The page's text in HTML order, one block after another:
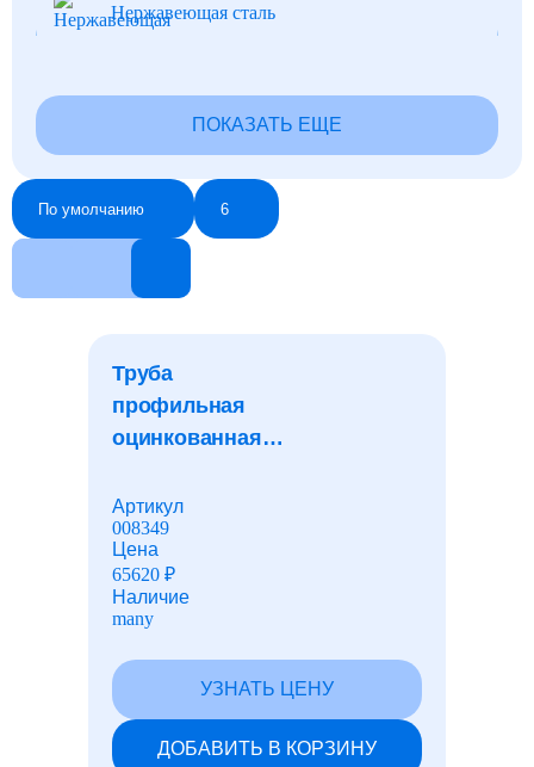
Нержавеющая сталь
Нихром и фехраль
Фольга
Канаты и тросы стальные
Листы АЦЭИД
Сетки
Проволока
Промышленная химия
ПОКАЗАТЬ ЕЩЕ
По умолчанию 6
Труба
профильная
оцинкованная
20x20x1,0 мм
Артикул
008349
Цена
65620 ₽
Наличие
many
УЗНАТЬ ЦЕНУ
ДОБАВИТЬ В КОРЗИНУ